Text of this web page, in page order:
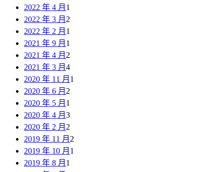
2022 年 4 月 1
2022 年 3 月 2
2022 年 2 月 1
2021 年 9 月 1
2021 年 4 月 2
2021 年 3 月 4
2020 年 11 月 1
2020 年 6 月 2
2020 年 5 月 1
2020 年 4 月 3
2020 年 2 月 2
2019 年 11 月 2
2019 年 10 月 1
2019 年 8 月 1